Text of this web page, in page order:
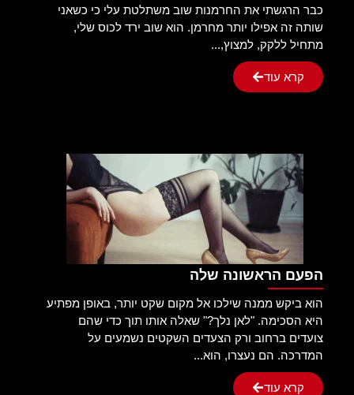
כבר הרגשתי את החרמנות שוב משתלטת עלי כי כשאני
שותה זה אפילו יותר מחרמן. הוא שוב ירד לכוס שלי,
מתחיל ללקק, למצוץ,...
קרא עוד
הפעם הראשונה שלה
הוא ביקש ממנה שילכו אל מקום שקט יותר, באופן מפתיע
היא הסכימה. "לאן נלך?" שאלה אותו תוך כדי שהם
צועדים ברחוב ורק הצעדים השקטים נשמעים על
המדרכה. הם נעצרו, הוא...
קרא עוד